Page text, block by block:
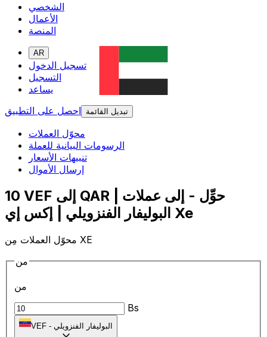
الشخصي
الأعمال
المنصة
AR
تسجيل الدخول
التسجيل
يساعد
احصل على التطبيق
تبديل القائمة
محوّل العملات
الرسومات البيانية للعملة
تنبيهات الأسعار
إرسال الأموال
10 VEF إلى QAR | حوِّل - إلى عملات
البوليفار الفنزويلي | إكس إي Xe
محوّل العملات مِن XE
من
من
Bs
VEF - البوليفار الفنزويلي